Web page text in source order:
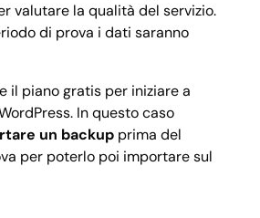
valutare la qualità del servizio.
di prova i dati saranno
il piano gratis per iniziare a
In questo caso
un backup prima del
per poterlo poi importare sul